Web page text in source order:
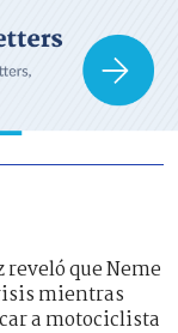
que Neme
mientras
a motociclista